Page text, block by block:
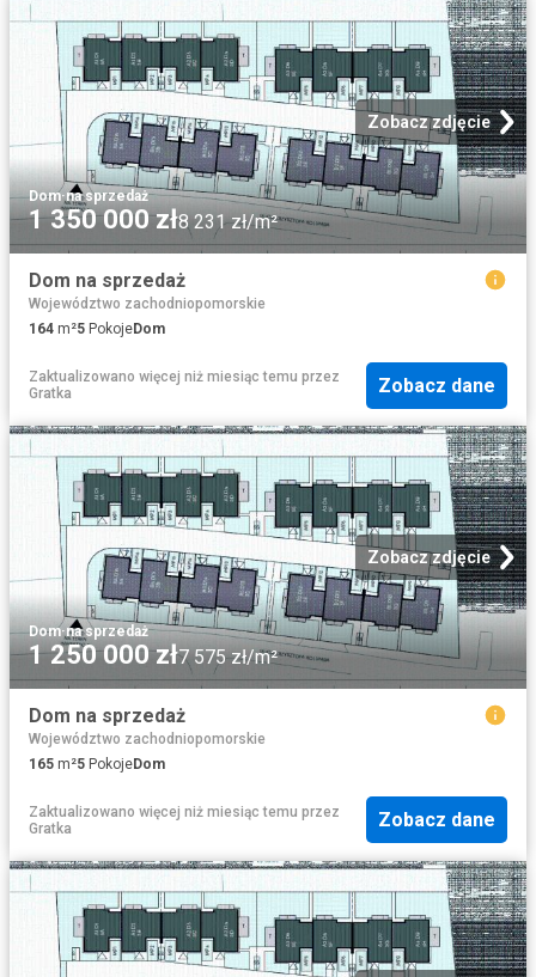
Zobacz zdjęcie
Dom·na sprzedaż
1 350 000 zł8 231 zł/m²
Dom na sprzedaż
Województwo zachodniopomorskie
164 m²5 PokojeDom
Zaktualizowano więcej niż miesiąc temu przez
Gratka
Zobacz dane
Zobacz zdjęcie
Dom·na sprzedaż
1 250 000 zł7 575 zł/m²
Dom na sprzedaż
Województwo zachodniopomorskie
165 m²5 PokojeDom
Zaktualizowano więcej niż miesiąc temu przez
Gratka
Zobacz dane